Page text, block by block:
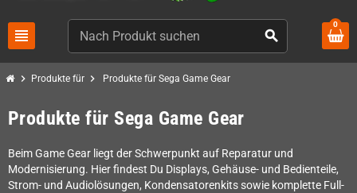
view_headline search
0
chevron_right Produkte für chevron_right Produkte für Sega Game Gear
Produkte für Sega Game Gear
Beim Game Gear liegt der Schwerpunkt auf Reparatur und
Modernisierung. Hier findest Du Displays, Gehäuse- und Bedienteile,
Strom- und Audiolösungen, Kondensatorenkits sowie komplette Full-